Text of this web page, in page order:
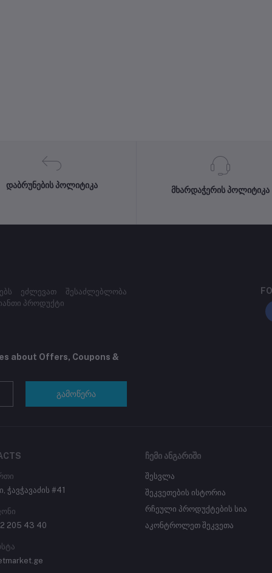
დაბრუნების პოლიტიკა
მხარდაჭერის პოლიტიკა
ეძლევათ შესაძლებლობა
პროდუქტი
about Offers, Coupons &
გამოწერა
ჭავჭავაძის #41
205 43 40
ᲩᲔᲛᲘ ᲐᲜᲒᲐᲠᲘᲨᲘ
შესვლა
შეკვეთების ისტორია
რჩეული პროდუქტების სია
აკონტროლეთ შეკვეთა